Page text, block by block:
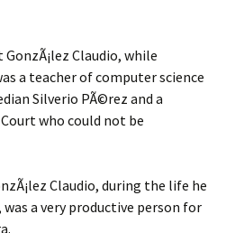
Claudio, while
a teacher of computer science
Silverio PÃ©rez and a
who could not be
Claudio, during the life he
a very productive person for